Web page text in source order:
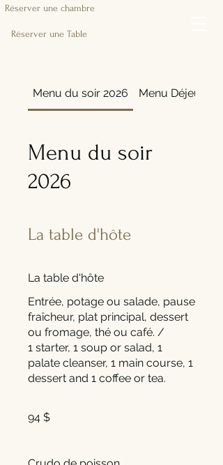
Réserver une chambre
Réserver une Table
Menu du soir 2026 Menu Déjeuner
Menu du soir
2026
La table d'hôte
La table d'hôte
Entrée, potage ou salade, pause
fraîcheur, plat principal, dessert
ou fromage, thé ou café. /
1 starter, 1 soup or salad, 1
palate cleanser, 1 main course, 1
dessert and 1 coffee or tea.
94 $